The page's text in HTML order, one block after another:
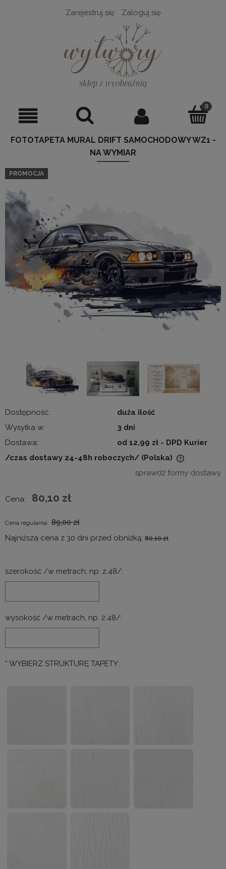
Zarejestruj się Zaloguj się
FOTOTAPETA MURAL DRIFT SAMOCHODOWY WZ1 -
NA WYMIAR
PROMOCJA
Dostępność:
duża ilość
Wysyłka w:
3 dni
Dostawa:
od 12,99 zł - DPD Kurier
/czas dostawy 24-48h roboczych/ (Polska)
sprawdź formy dostawy
Cena: 80,10 zł
Cena regularna: 89,00 zł
Najniższa cena z 30 dni przed obniżką: 80,10 zł
szerokość /w metrach, np. 2.48/:
wysokość /w metrach, np. 2.48/:
* WYBIERZ STRUKTURĘ TAPETY: